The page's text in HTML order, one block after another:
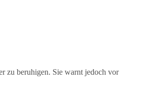
zu beruhigen. Sie warnt jedoch vor